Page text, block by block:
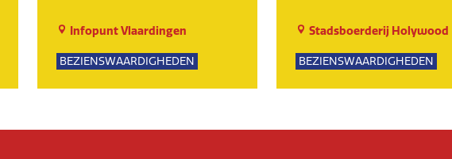
Infopunt Vlaardingen
BEZIENSWAARDIGHEDEN
NATUUR
Stadsboerderij Holywood
BEZIENSWAARDIGHEDEN
NATUUR